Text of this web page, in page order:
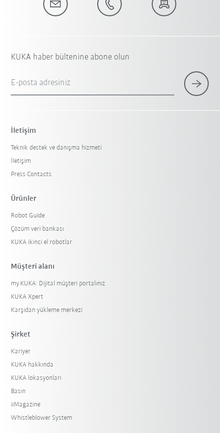
KUKA haber bültenine abone olun
E-posta adresiniz
İletişim
Teknik destek ve danışma hizmeti
İletişim
Press Contacts
Ürünler
Robot Guide
Çözüm veri bankası
KUKA ikinci el robotlar
Müşteri alanı
my.KUKA: Dijital müşteri portalınız
KUKA Xpert
Karşıdan yükleme merkezi
Şirket
Kariyer
KUKA hakkında
KUKA lokasyonları
Basın
iiMagazine
Whistleblower System